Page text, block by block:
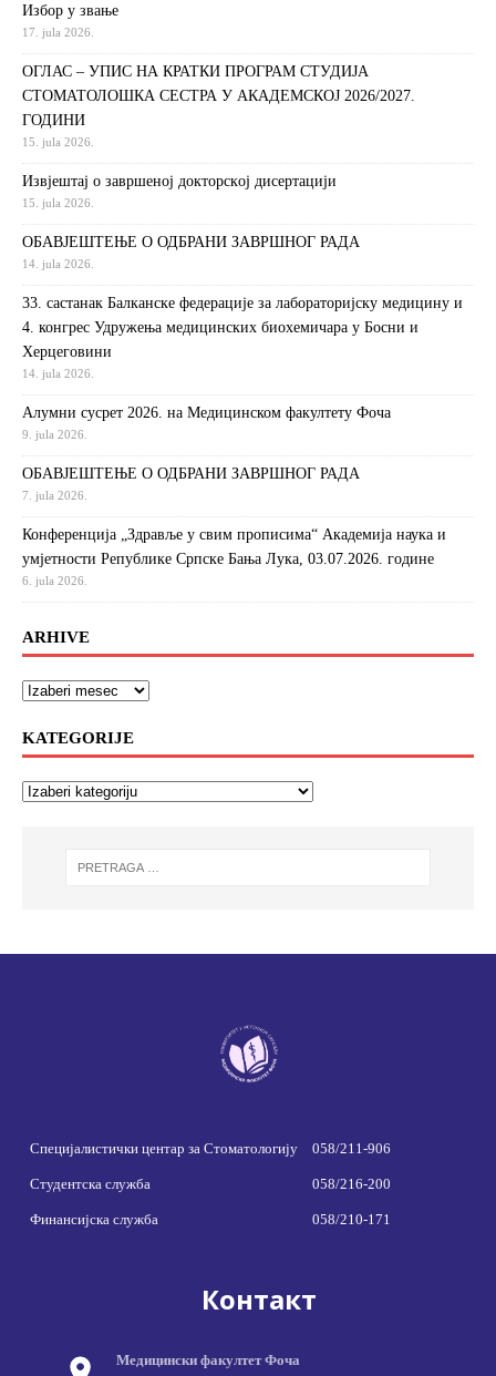
Избор у звање
17. jula 2026.
ОГЛАС – УПИС НА КРАТКИ ПРОГРАМ СТУДИЈА
СТОМАТОЛОШКА СЕСТРА У АКАДЕМСКОЈ 2026/2027.
ГОДИНИ
15. jula 2026.
Извjeштaj o зaвршeнoj дoктoрскoj дисeртaциjи
15. jula 2026.
ОБАВЈЕШТЕЊЕ О ОДБРАНИ ЗАВРШНОГ РАДА
14. jula 2026.
33. састанак Балканске федерације за лабораторијску медицину и
4. конгрес Удружења медицинских биохемичара у Босни и
Херцеговини
14. jula 2026.
Алумни сусрет 2026. на Медицинском факултету Фоча
9. jula 2026.
ОБАВЈЕШТЕЊЕ О ОДБРАНИ ЗАВРШНОГ РАДА
7. jula 2026.
Конференција „Здравље у свим прописима“ Академија наука и
умјетности Републике Српске Бања Лука, 03.07.2026. године
6. jula 2026.
ARHIVE
KATEGORIJE
Специјалистички центар за Стоматологију 058/211-906
Студентска служба 058/216-200
Финансијска служба 058/210-171
Контакт
Медицински факултет Фоча